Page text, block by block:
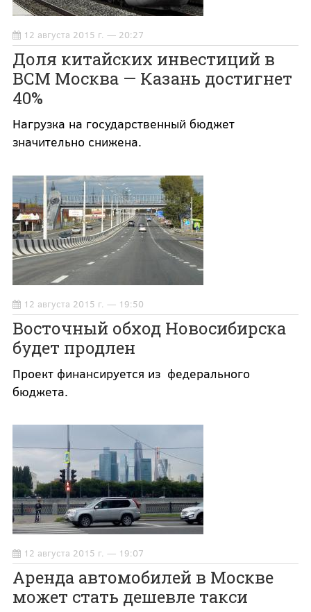
12 августа 2015 г. — 20:27
Доля китайских инвестиций в
ВСМ Москва — Казань достигнет
40%
Нагрузка на государственный бюджет
значительно снижена.
12 августа 2015 г. — 19:50
Восточный обход Новосибирска
будет продлен
Проект финансируется из федерального
бюджета.
12 августа 2015 г. — 19:07
Аренда автомобилей в Москве
может стать дешевле такси